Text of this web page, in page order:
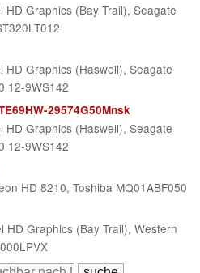
Graphics (Bay Trail), Seagate
HD Graphics (Haswell), Seagate
12-9WS142
29574G50Mnsk
HD Graphics (Haswell), Seagate
12-9WS142
HD 8210, Toshiba MQ01ABF050
HD Graphics (Bay Trail), Western